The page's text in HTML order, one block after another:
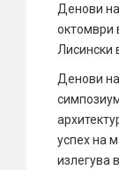
Денови
октомври
Лисински
Денови
успех на
излегува